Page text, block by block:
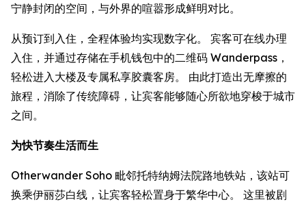
宁静封闭的空间，与外界的喧嚣形成鲜明对比。
从预订到入住，全程体验均实现数字化。 宾客可在线办理
入住，并通过存储在手机钱包中的二维码 Wanderpass，
轻松进入大楼及专属私享胶囊客房。 由此打造出无摩擦的
旅程，消除了传统障碍，让宾客能够随心所欲地穿梭于城市
之间。
为快节奏生活而生
Otherwander Soho 毗邻托特纳姆法院路地铁站，该站可
换乘伊丽莎白线，让宾客轻松置身于繁华中心。 这里被剧